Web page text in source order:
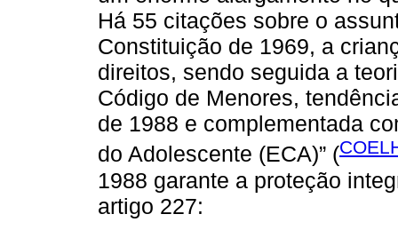
Há 55 citações sobre o
Constituição de 1969, a
direitos, sendo seguida a
Código de Menores,
de 1988 e complementada
do Adolescente (ECA)” (
1988 garante a proteção
artigo 227: